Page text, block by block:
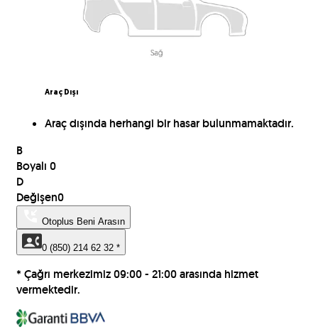
Araç Dışı
Araç dışında herhangi bir hasar bulunmamaktadır.
B
Boyalı 0
D
Değişen0
Otoplus Beni Arasın
0 (850) 214 62 32 *
* Çağrı merkezimiz 09:00 - 21:00 arasında hizmet
vermektedir.